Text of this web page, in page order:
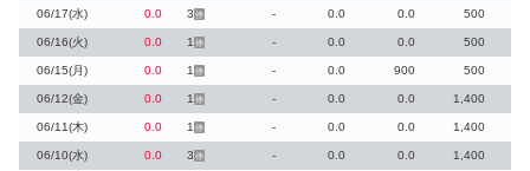
06/17(水) 0.0 3 停 - 0.0 0.0 500
06/16(火) 0.0 1 停 - 0.0 0.0 500
06/15(月) 0.0 1 停 - 0.0 900 500
06/12(金) 0.0 1 停 - 0.0 0.0 1,400
06/11(木) 0.0 1 停 - 0.0 0.0 1,400
06/10(水) 0.0 3 停 - 0.0 0.0 1,400